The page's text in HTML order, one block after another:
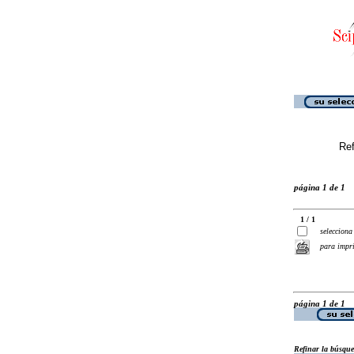
página 1 de 1
1 / 1
selecciona
para
página 1 de 1
Refinar la